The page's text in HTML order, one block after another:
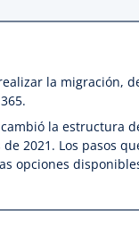
la migración,
la estructura
2021. Los pasos
opciones